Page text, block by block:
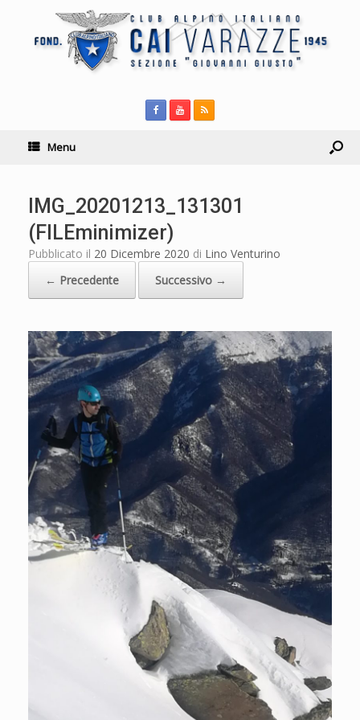
Menu
IMG_20201213_131301
(FILEminimizer)
Pubblicato il 20 Dicembre 2020 di Lino Venturino
← Precedente
Successivo →